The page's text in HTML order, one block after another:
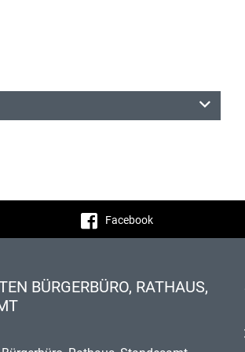
Facebook
BÜRGERBÜRO, RATHAUS,